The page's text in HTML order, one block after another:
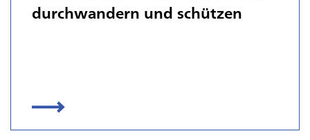
durchwandern und schützen